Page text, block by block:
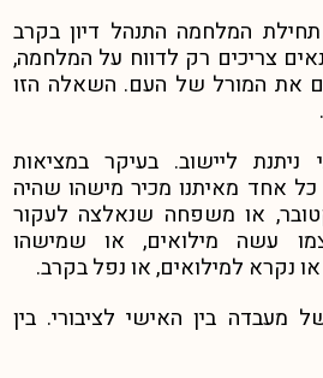
המלחמה התנהל דיון בקרב
צריכים רק לדווח על המלחמה,
את המורל של העם. השאלה הזו
ליישוב. בעיקר במציאות
אחד מאיתנו מכיר מישהו שהיה
ה-7 באוקטובר, או משפחה שנאלצה לעקור
עשה מילואים, או שמישהו
נקרא למילואים, או נפל בקרב.
בין האישי לציבורי. בין